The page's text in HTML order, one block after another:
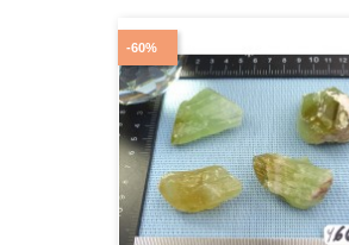
-60%